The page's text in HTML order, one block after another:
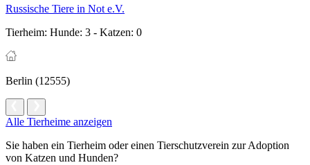
Russische Tiere in Not e.V.
Tierheim: Hunde: 3 - Katzen: 0
Berlin (12555)
Alle Tierheime anzeigen
Sie haben ein Tierheim oder einen Tierschutzverein zur Adoption
von Katzen und Hunden?